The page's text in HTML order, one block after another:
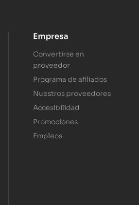
Empresa
Convertirse en
proveedor
Programa de afiliados
Nuestros proveedores
Accesibilidad
Promociones
Empleos